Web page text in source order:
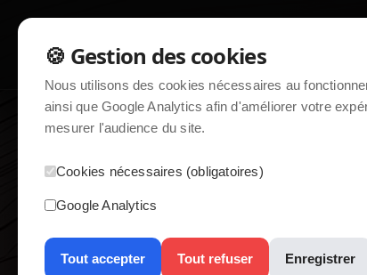
ACCUEIL
🍪 Gestion des cookies
Nous utilisons des cookies nécessaires au
ainsi que Google Analytics afin d'améliorer votre
mesurer l'audience du site.
Cookies nécessaires (obligatoires)
Google Analytics
Tout accepter Tout refuser Enregistrer